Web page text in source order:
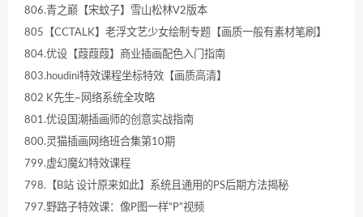
806.青之巅【宋蚊子】雪山松林V2版本
805【CCTALK】老浮文艺少女绘制专题【画质一般有素材笔刷】
804.优设【葭葭葭】商业插画配色入门指南
803.houdini特效课程坐标特效【画质高清】
802 K先生~网络系统全攻略
801.优设国潮插画师的创意实战指南
800.灵猫插画网络班合集第10期
799.虚幻魔幻特效课程
798.【B站 设计原来如此】系统且通用的PS后期方法揭秘
797.野路子特效课：像P图一样“P”视频